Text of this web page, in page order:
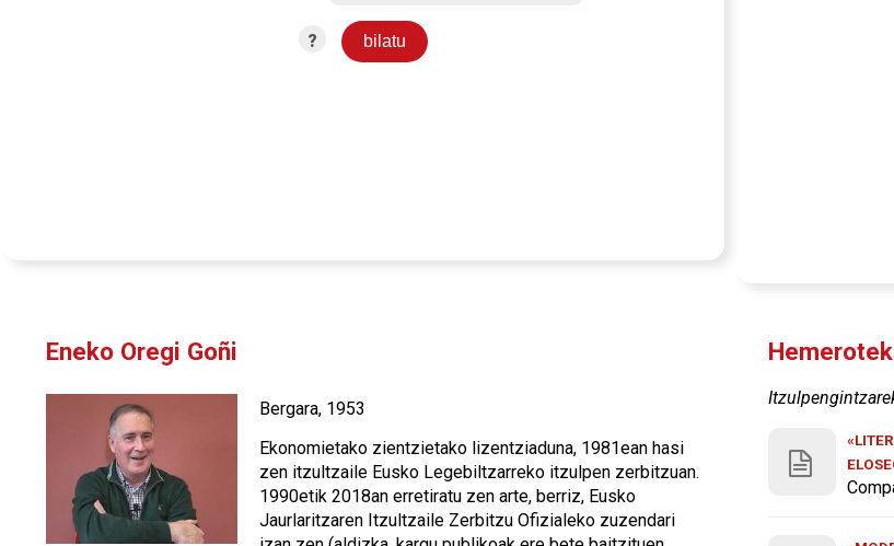
?
Eneko Oregi Goñi
Bergara, 1953
Ekonomietako zientzietako lizentziaduna, 1981ean hasi
zen itzultzaile Eusko Legebiltzarreko itzulpen zerbitzuan.
1990etik 2018an erretiratu zen arte, berriz, Eusko
Jaurlaritzaren Itzultzaile Zerbitzu Ofizialeko zuzendari